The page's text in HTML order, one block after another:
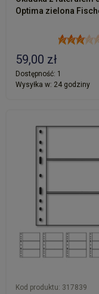
Optima zielona
59,00 zł
Dostępność: 1
Wysyłka w: 24 godziny
Kod produktu: 317839